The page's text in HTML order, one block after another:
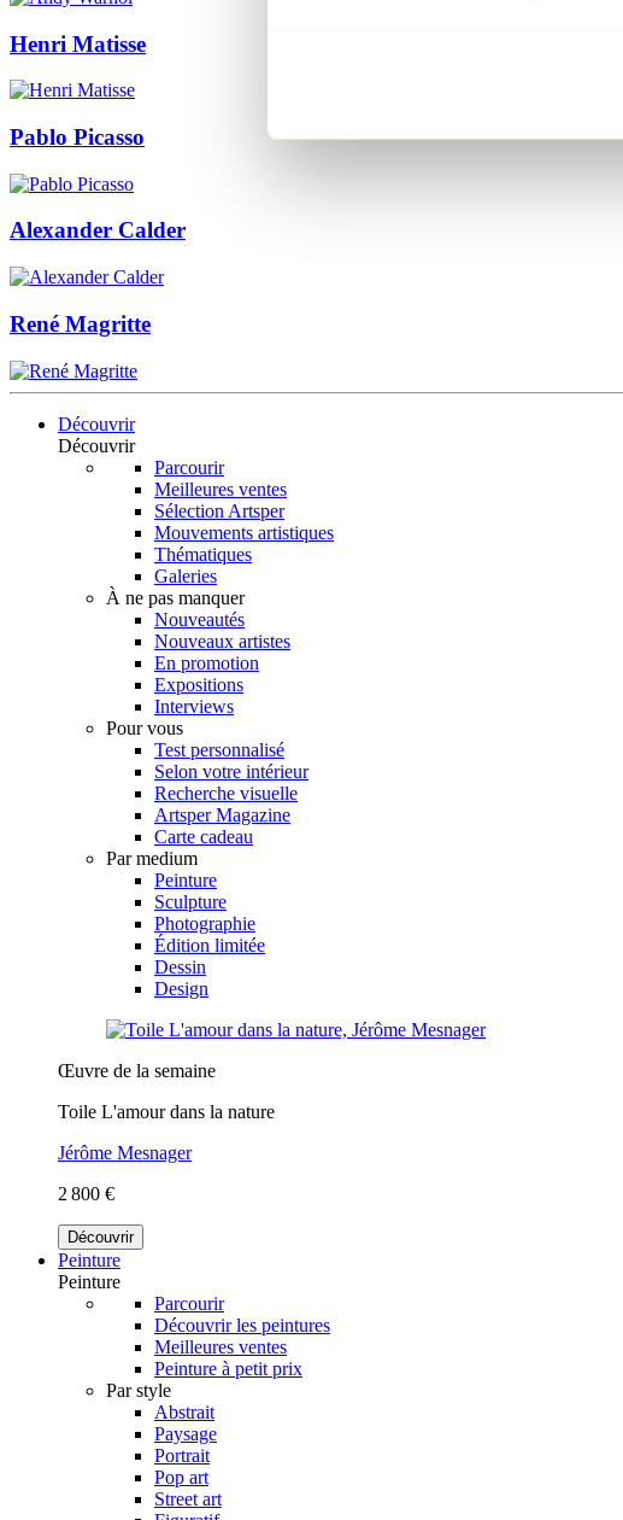
Henri Matisse
Pablo Picasso
Alexander Calder
René Magritte
Découvrir
Découvrir
Parcourir
Meilleures ventes
Sélection Artsper
Mouvements artistiques
Thématiques
Galeries
À ne pas manquer
Nouveautés
Nouveaux artistes
En promotion
Expositions
Interviews
Pour vous
Test personnalisé
Selon votre intérieur
Recherche visuelle
Artsper Magazine
Carte cadeau
Par medium
Peinture
Sculpture
Photographie
Édition limitée
Dessin
Design
Œuvre de la semaine
Toile L'amour dans la nature
Jérôme Mesnager
2 800 €
Découvrir
Peinture
Peinture
Parcourir
Découvrir les peintures
Meilleures ventes
Peinture à petit prix
Par style
Abstrait
Paysage
Portrait
Pop art
Street art